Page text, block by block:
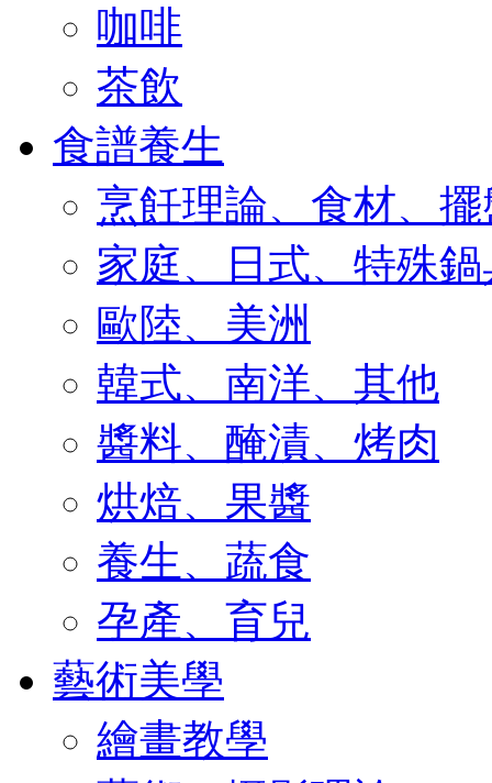
咖啡
茶飲
食譜養生
烹飪理論、食材、擺
家庭、日式、特殊鍋
歐陸、美洲
韓式、南洋、其他
醬料、醃漬、烤肉
烘焙、果醬
養生、蔬食
孕產、育兒
藝術美學
繪畫教學